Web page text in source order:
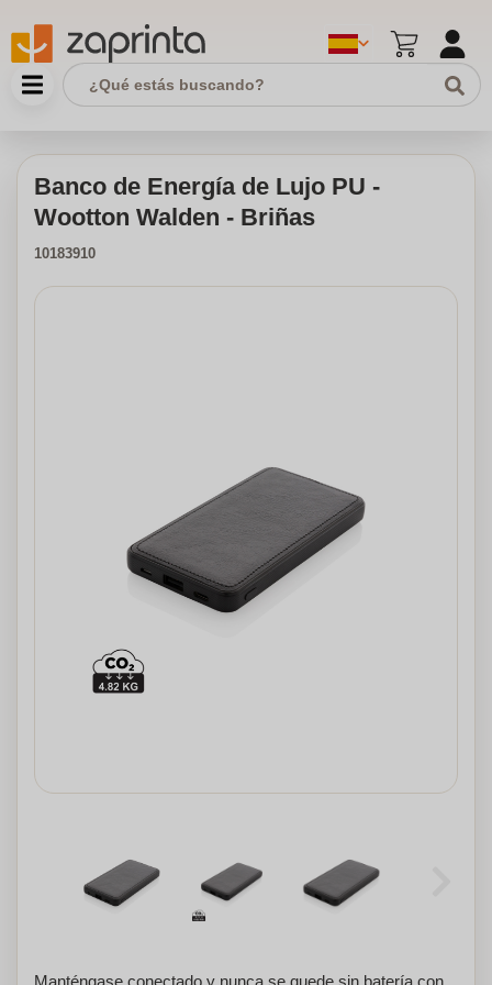
Banco de Energía de Lujo PU -
Wootton Walden - Briñas
10183910
Manténgase conectado y nunca se quede sin batería con